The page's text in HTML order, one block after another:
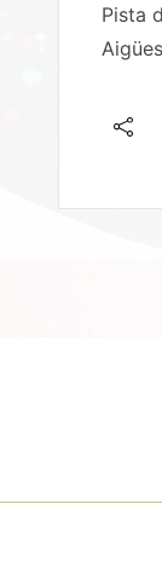
Pista
Aigües